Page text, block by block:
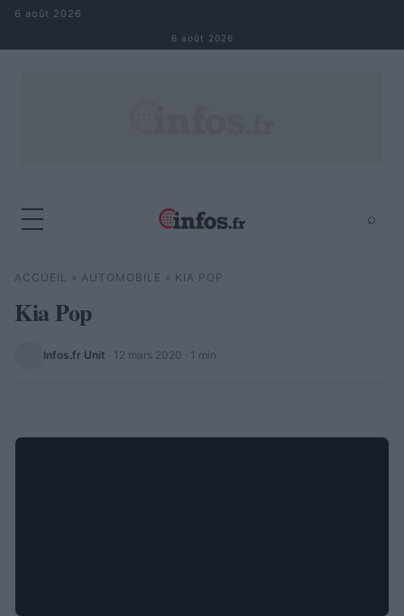
Aller au contenu
6 août 2026
6 août 2026
⌕
Rechercher
ACCUEIL » AUTOMOBILE » KIA POP
Kia Pop
Infos.fr Unit · 12 mars 2020 · 1 min